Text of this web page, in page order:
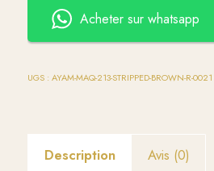
Acheter sur whatsapp
UGS : AYAM-MAQ-213-STRIPPED-BROWN-R-0021
Description Avis (0)